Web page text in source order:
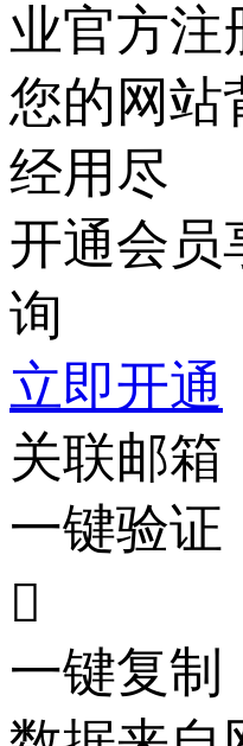
业官方注
您的网站
经用尽
开通会员
询
立即开通
关联邮箱
一键验证

一键复制